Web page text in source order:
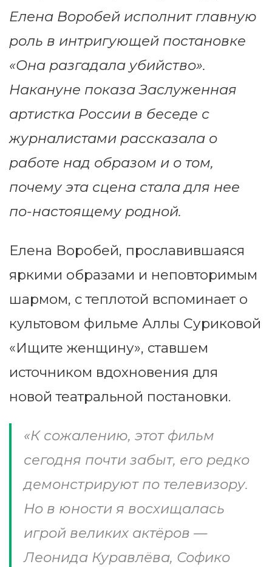
Елена Воробей исполнит главную
роль в интригующей постановке
«Она разгадала убийство».
Накануне показа Заслуженная
артистка России в беседе с
журналистами рассказала о
работе над образом и о том,
почему эта сцена стала для нее
по-настоящему родной.
Елена Воробей, прославившаяся
яркими образами и неповторимым
шармом, с теплотой вспоминает о
культовом фильме Аллы Суриковой
«Ищите женщину», ставшем
источником вдохновения для
новой театральной постановки.
«К сожалению, этот фильм
сегодня почти забыт, его редко
демонстрируют по телевизору.
Но в юности я восхищалась
игрой великих актёров —
Леонида Куравлёва, Софико